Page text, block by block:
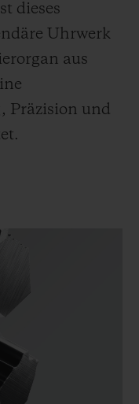
dieses
Uhrwerk
aus
Präzision und